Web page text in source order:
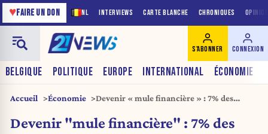
NL INTERVIEWS CARTE BLANCHE CHRONIQUES
♥FAIRE UN DON
BELGIQUE POLITIQUE EUROPE INTERNATIONAL ÉCONOMIE
S'ABONNER CONNEXION
Accueil Économie
Devenir « mule financière » : 7% des
dans le piège
Devenir "mule financière" : 7% des